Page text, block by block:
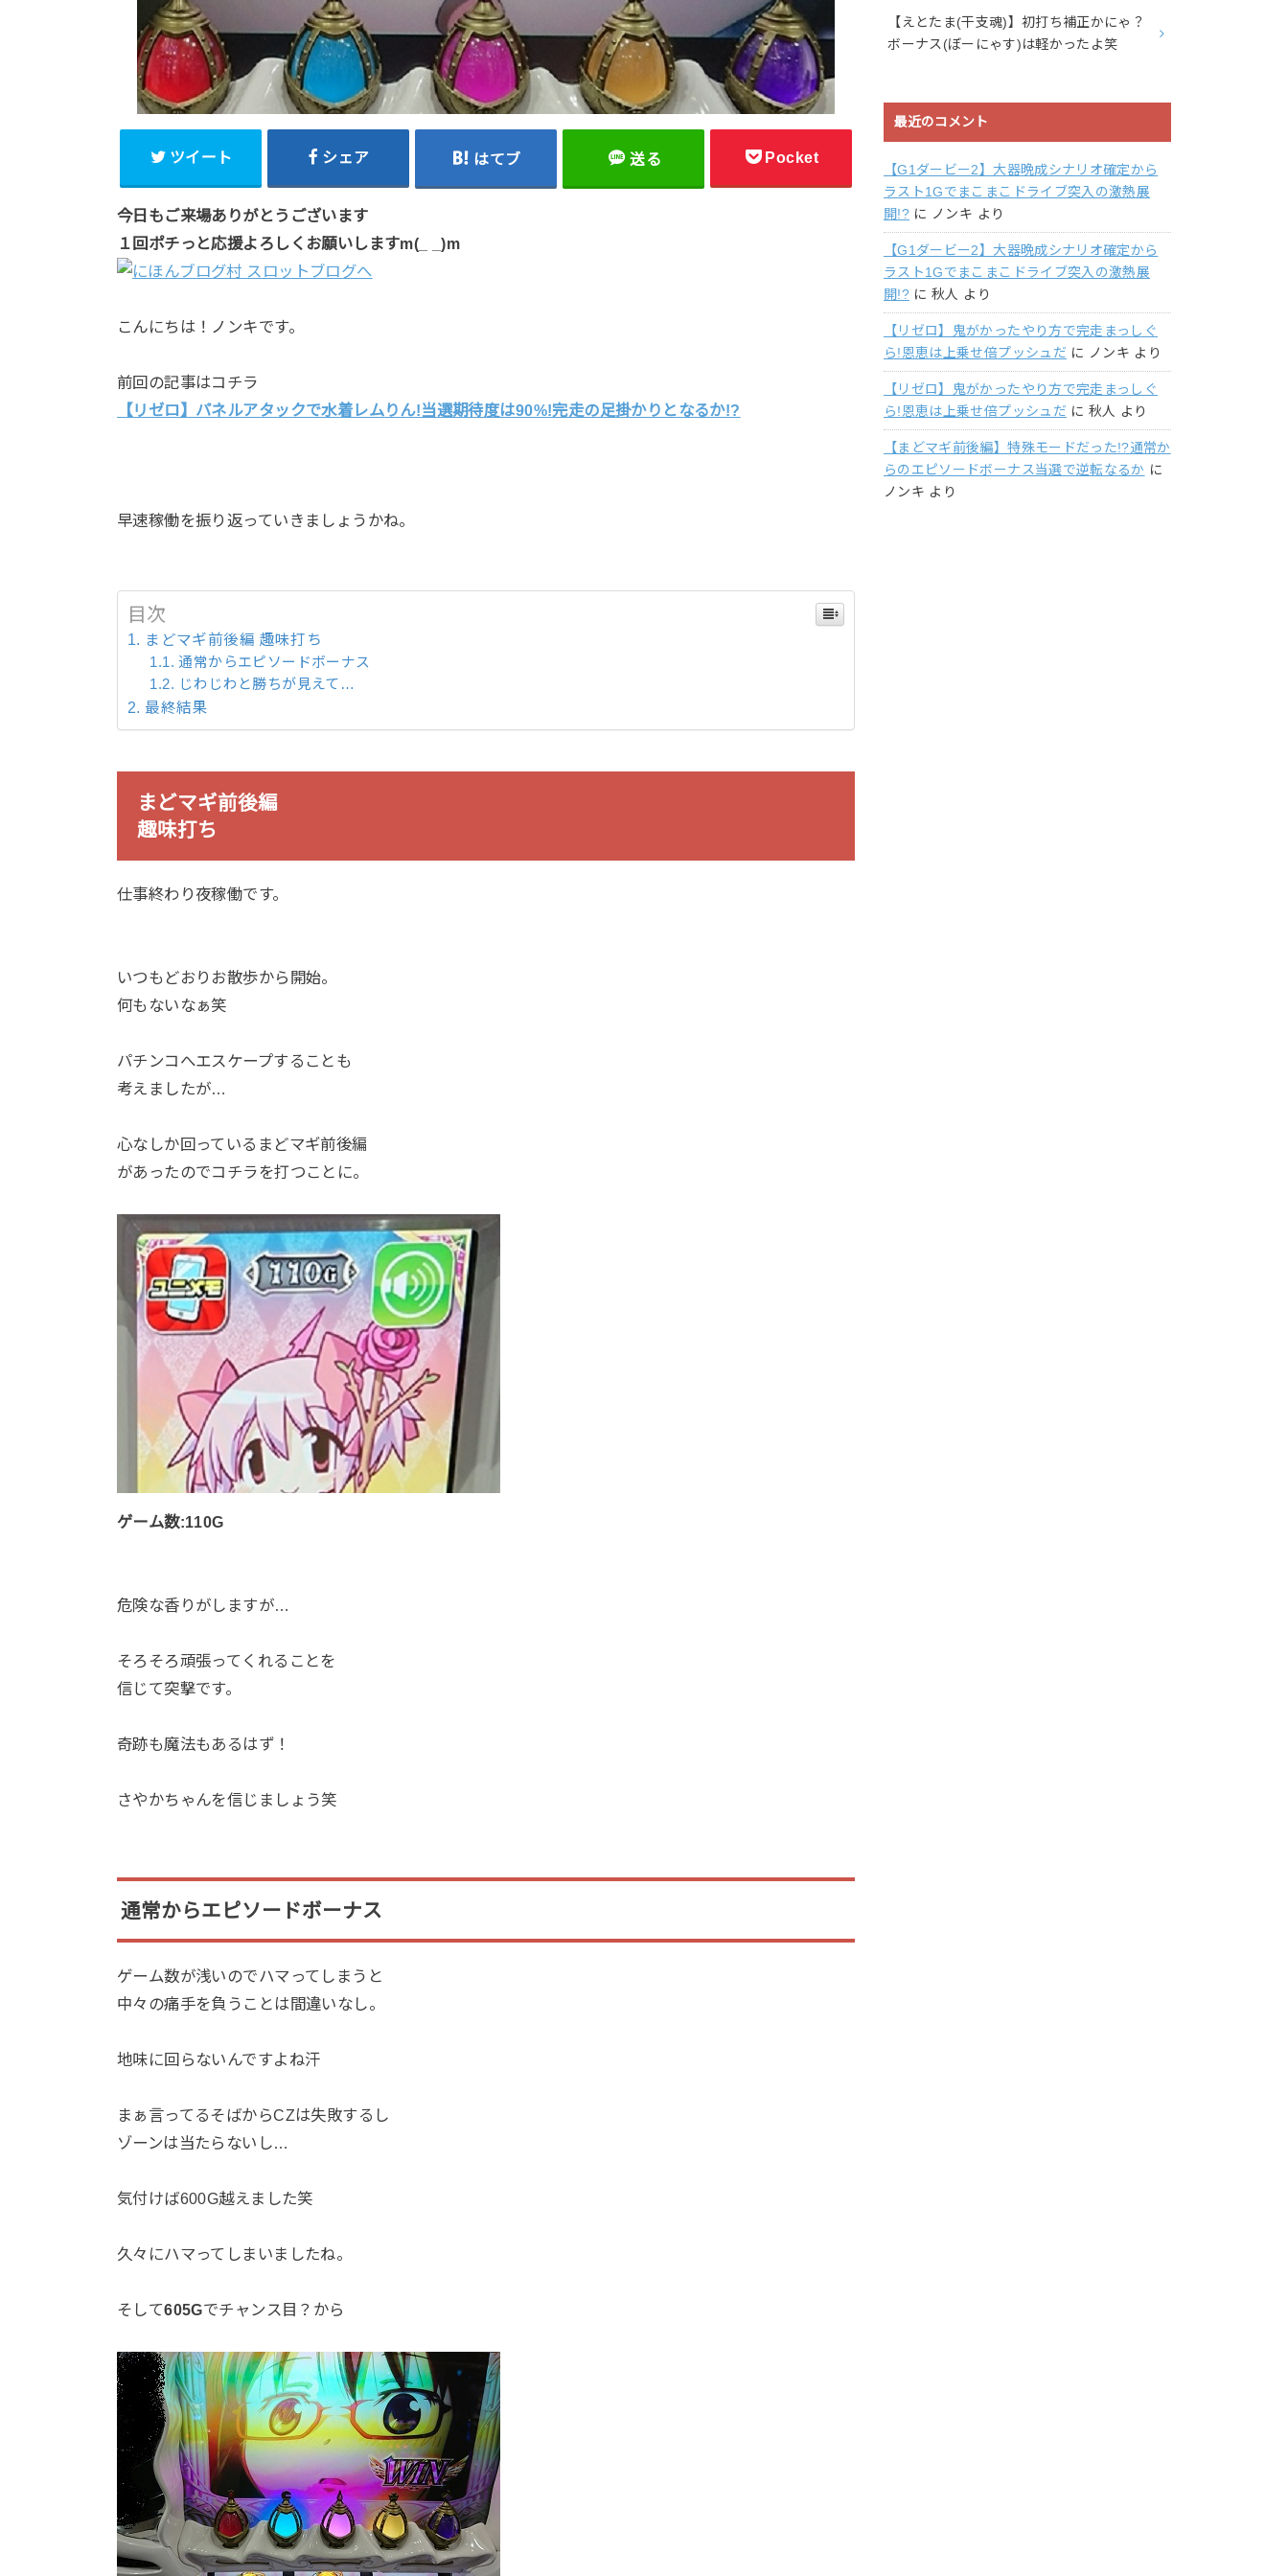
ツイート シェア はてブ 送る Pocket
今日もご来場ありがとうございます
１回ポチっと応援よろしくお願いしますm(_ _)m
こんにちは！ノンキです。
前回の記事はコチラ
【リゼロ】パネルアタックで水着レムりん!当選期待度は90%!完走の足掛かりとなるか!?
早速稼働を振り返っていきましょうかね。
目次
まどマギ前後編 趣味打ち
通常からエピソードボーナス
じわじわと勝ちが見えて…
最終結果
まどマギ前後編
趣味打ち
仕事終わり夜稼働です。
いつもどおりお散歩から開始。
何もないなぁ笑
パチンコへエスケープすることも
考えましたが…
心なしか回っているまどマギ前後編
があったのでコチラを打つことに。
ゲーム数:110G
危険な香りがしますが…
そろそろ頑張ってくれることを
信じて突撃です。
奇跡も魔法もあるはず！
さやかちゃんを信じましょう笑
通常からエピソードボーナス
ゲーム数が浅いのでハマってしまうと
中々の痛手を負うことは間違いなし。
地味に回らないんですよね汗
まぁ言ってるそばからCZは失敗するし
ゾーンは当たらないし…
気付けば600G越えました笑
久々にハマってしまいましたね。
そして605Gでチャンス目？から
【えとたま(干支魂)】初打ち補正かにゃ？
ボーナス(ぼーにゃす)は軽かったよ笑
最近のコメント
【G1ダービー2】大器晩成シナリオ確定から
ラスト1Gでまこまこドライブ突入の激熱展
開!? に ノンキ より
【G1ダービー2】大器晩成シナリオ確定から
ラスト1Gでまこまこドライブ突入の激熱展
開!? に秋人 より
【リゼロ】鬼がかったやり方で完走まっしぐ
ら!恩恵は上乗せ倍プッシュだ に ノンキ より
【リゼロ】鬼がかったやり方で完走まっしぐ
ら!恩恵は上乗せ倍プッシュだ に 秋人 より
【まどマギ前後編】特殊モードだった!?通常か
らのエピソードボーナス当選で逆転なるか に
ノンキ より